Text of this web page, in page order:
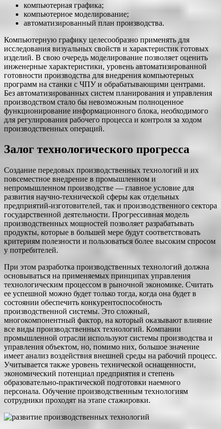
компьютерная графика;
компьютерное моделирование;
автоматизированный план производства.
Компьютерную графику целесообразно применять для
исследования визуальных свойств и характеристик готовых
изделий. В свою очередь моделирование позволяет оценить
инженерные характеристики, уровень автоматизированной
готовности производства для внедрения компьютерных
программ на станки с ЧПУ и обрабатывающими центрами.
Без автоматизированных систем планирования и управления
производством стало бы невозможным полноценное
функционирование информационного блока, необходимого
для регулирования рабочего процесса и контроля за ходом
производственных операций.
Залог технологического прогресса
Создание передовых производственных технологий и их
повсеместное внедрение в промышленном и
непромышленном производстве — главное условие для
развития научно-технической сферы как отдельных
предприятий-изготовителей, так и производственного сектора
государственной деятельности. Прогрессивная модель
производственных мощностей позволяет разрабатывать
продукты, которые в большей мере будут соответствовать
критериям полезности и пользоваться более высоким спросом
у потребителей.
При этом разработка производственных технологий должна
основываться на применяемых принципах управления
технологическим процессом в рыночной экономике. Считать
ее успешной можно будет только тогда, когда она будет в
состоянии обеспечить конкурентоспособность
производственной системы. Это сложный,
многокомпонентный фактор, на который оказывают влияние
все виды производственных технологий. Компании
промышленной отрасли используют системы производства и
управления объектом, но, помимо них, большое значение
имеет анализ воздействия внешней среды на рабочий процесс.
Учитывается также уровень технической оснащенности,
экономический потенциал предприятия и степень
образовательно-практической подготовки наемного
персонала. Обучение производственным технологиям
сотрудники проходят на этапе стажировки.